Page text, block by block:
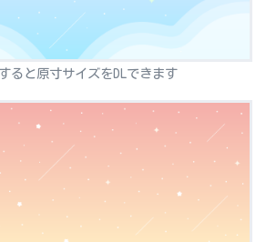
ると原寸サイズをDLできます